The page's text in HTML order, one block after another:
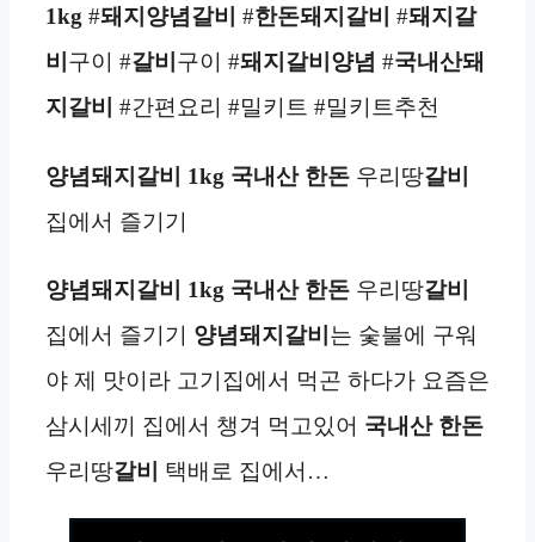
1kg #돼지 양념 갈비 #한돈돼지갈비 #돼지갈
비 구이 #갈비 구이 #돼지갈비 양념 #국내산돼
지갈비
#간편요리 #밀키트 #밀키트추천
양념돼지갈비 1kg 국내산 한돈 우리땅갈비
집에서 즐기기
양념돼지갈비 1kg 국내산 한돈 우리땅갈비
집에서 즐기기 양념돼지갈비 는 숯불에 구워
야 제 맛이라 고기집에서 먹곤 하다가 요즘은
삼시세끼 집에서 챙겨 먹고있어 국내산 한돈
우리땅갈비 택배로 집에서…